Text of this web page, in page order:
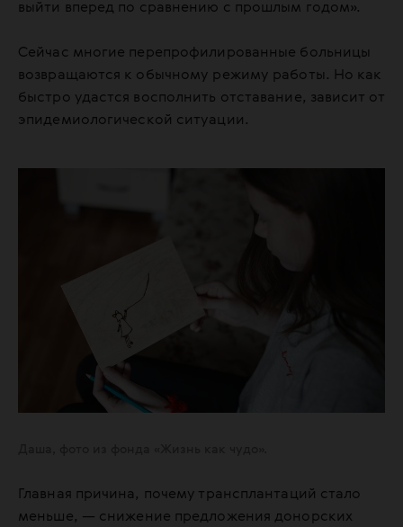
выйти вперед по сравнению с прошлым годом».
Сейчас многие перепрофилированные больницы
возвращаются к обычному режиму работы. Но как
быстро удастся восполнить отставание, зависит от
эпидемиологической ситуации.
Главная причина, почему трансплантаций стало
меньше, — снижение предложения донорских